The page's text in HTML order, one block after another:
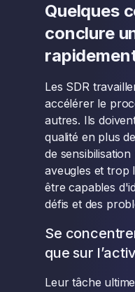
Quelques
conclure
Les SDR
accélérer le
autres. Ils
qualité en plus
de
aveugles et trop
être capables
défis et des
Se
que sur
Leur tâche